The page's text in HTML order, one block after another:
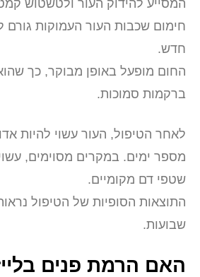
המסייע להידוק העור ולטשטוש
חימום שכבות העור העמוקות גורם
חדש.
החום מופעל באופן מבוקר, כך
ברקמות סמוכות.
לאחר הטיפול, העור עשוי להיות
מספר ימים. במקרים מסוימים,
שטפי דם מקומיים.
התוצאות הסופיות של הטיפול
שבועות.
האם הרמת פנים